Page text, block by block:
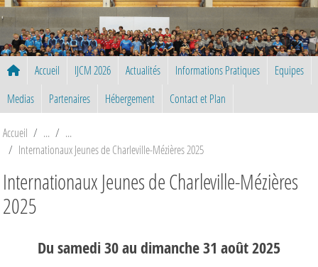
Accueil IJCM 2026 Actualités Informations Pratiques
Equipes
Medias
Partenaires Hébergement Contact et Plan
Accueil
Internationaux Jeunes de Charleville-Mézières 2025
Internationaux Jeunes de Charleville-Mézières
2025
Dusamedi30audimanche31 août2025
Panneau de gestion des cookies